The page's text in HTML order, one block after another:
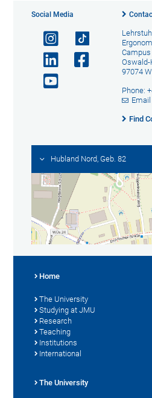
Social Media
Campus
Oswald-
97074
Phone:
Email
Find
Hubland Nord, Geb. 82
Home
The University
Studying at JMU
Research
Teaching
Institutions
International
The University